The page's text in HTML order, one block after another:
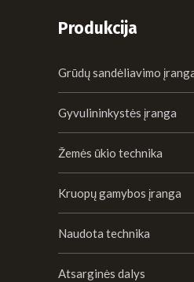
Produkcija
Grūdų sandėliavimo
Gyvulininkystės įranga
Žemės ūkio technika
Kruopų gamybos įranga
Naudota technika
Atsarginės dalys